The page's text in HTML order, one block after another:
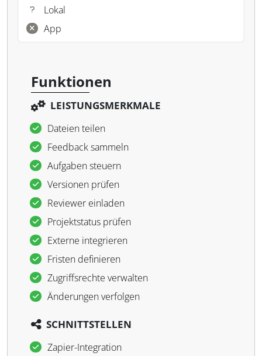
Lokal
App
Funktionen
LEISTUNGSMERKMALE
Dateien teilen
Feedback sammeln
Aufgaben steuern
Versionen prüfen
Reviewer einladen
Projektstatus prüfen
Externe integrieren
Fristen definieren
Zugriffsrechte verwalten
Änderungen verfolgen
SCHNITTSTELLEN
Zapier-Integration